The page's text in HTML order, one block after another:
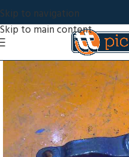
Skip to navigation
Skip to main content